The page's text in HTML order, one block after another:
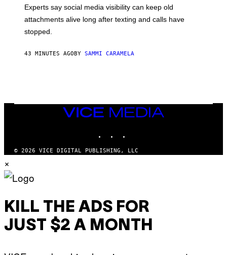
Experts say social media visibility can keep old
attachments alive long after texting and calls have
stopped.
43 MINUTES AGO BY SAMMI CARAMELA
VICE
MEDIA
© 2026 VICE DIGITAL PUBLISHING, LLC
×
KILL THE ADS FOR
JUST $2 A MONTH